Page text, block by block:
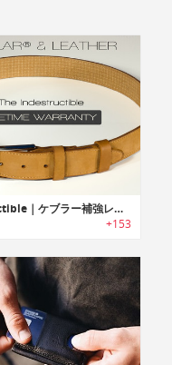
Indestructible｜ケブラー補強レザーベルト「インディストラクティブル」
+153